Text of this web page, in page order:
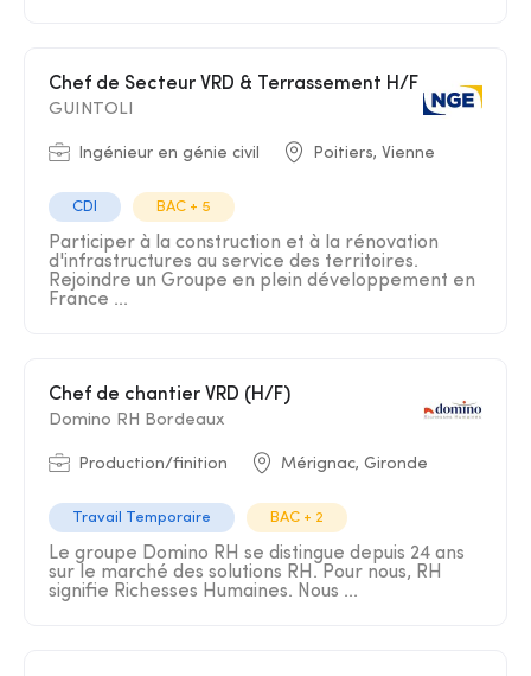
Chef de Secteur VRD & Terrassement H/F
GUINTOLI
Ingénieur en génie civil Poitiers, Vienne
CDI BAC + 5
Participer à la construction et à la rénovation
d'infrastructures au service des territoires.
Rejoindre un Groupe en plein développement en
France ...
Chef de chantier VRD (H/F)
Domino RH Bordeaux
Production/finition Mérignac, Gironde
Travail Temporaire BAC + 2
Le groupe Domino RH se distingue depuis 24 ans
sur le marché des solutions RH. Pour nous, RH
signifie Richesses Humaines. Nous ...